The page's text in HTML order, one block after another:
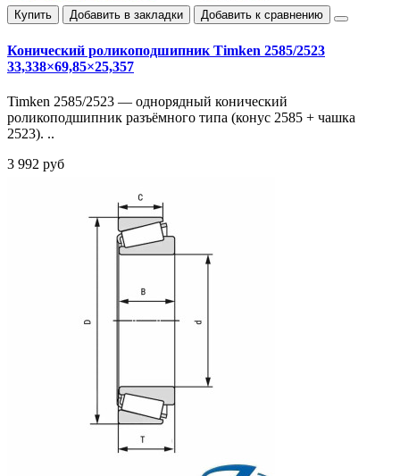
Купить Добавить в закладки Добавить к сравнению
Конический роликоподшипник Timken 2585/2523
33,338×69,85×25,357
Timken 2585/2523 — однорядный конический
роликоподшипник разъёмного типа (конус 2585 + чашка
2523). ..
3 992 руб